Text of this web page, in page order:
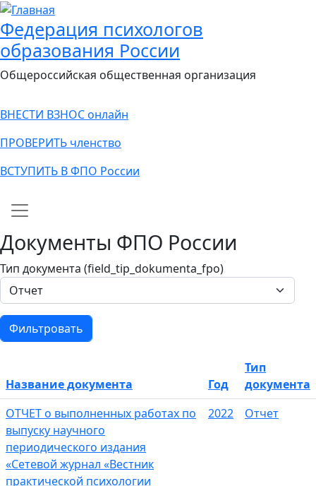
Федерация психологов
образования России
Общероссийская общественная организация
ВНЕСТИ ВЗНОС онлайн
ПРОВЕРИТЬ членство
ВСТУПИТЬ В ФПО России
Main navigation
Документы ФПО России
Тип документа (field_tip_dokumenta_fpo)
Название документа Сортировать по убыванию
Год
Тип
документа
ОТЧЕТ о выполненных работах по
выпуску научного
периодического издания
«Сетевой журнал «Вестник
практической психологии
2022 Отчет